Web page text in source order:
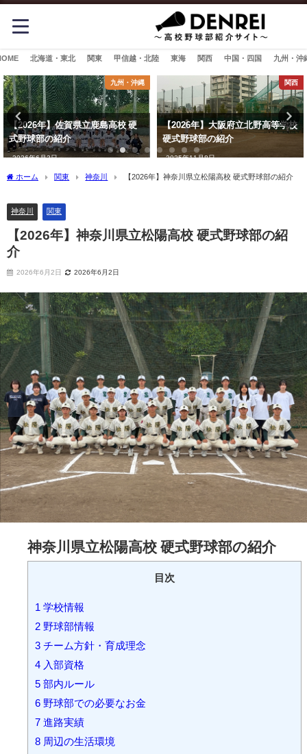
北海道・東北 関東 甲信越・北陸 東海 関西 中国・四国 九州・沖
九州・沖縄
【2026年】佐賀県立鹿島高校 硬
式野球部の紹介
2026年6月3日
関西
【2026年】大阪府立北野高等学校
硬式野球部の紹介
2025年11月8日
ホーム 関東 神奈川 【2026年】神奈川県立松陽高校 硬式野球部の紹介
神奈川 関東
【2026年】神奈川県立松陽高校 硬式野球部の紹
介
2026年6月2日 2026年6月2日
神奈川県立松陽高校 硬式野球部の紹介
目次
1 学校情報
2 野球部情報
3 チーム方針・育成理念
4 入部資格
5 部内ルール
6 野球部での必要なお金
7 進路実績
8 周辺の生活環境